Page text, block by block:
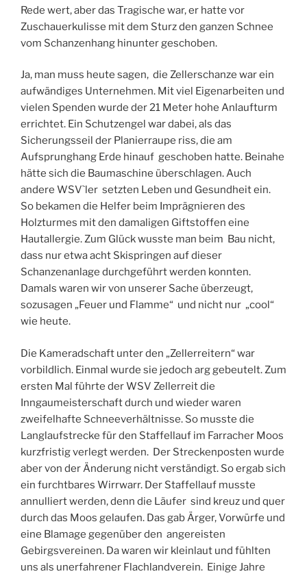
Rede wert, aber das Tragische war, er hatte vor
Zuschauerkulisse mit dem Sturz den ganzen Schnee
vom Schanzenhang hinunter geschoben.
Ja, man muss heute sagen, die Zellerschanze war ein
aufwändiges Unternehmen. Mit viel Eigenarbeiten und
vielen Spenden wurde der 21 Meter hohe Anlaufturm
errichtet. Ein Schutzengel war dabei, als das
Sicherungsseil der Planierraupe riss, die am
Aufsprunghang Erde hinauf geschoben hatte. Beinahe
hätte sich die Baumaschine überschlagen. Auch
andere WSV`ler setzten Leben und Gesundheit ein.
So bekamen die Helfer beim Imprägnieren des
Holzturmes mit den damaligen Giftstoffen eine
Hautallergie. Zum Glück wusste man beim Bau nicht,
dass nur etwa acht Skispringen auf dieser
Schanzenanlage durchgeführt werden konnten.
Damals waren wir von unserer Sache überzeugt,
sozusagen „Feuer und Flamme“ und nicht nur „cool“
wie heute.
Die Kameradschaft unter den „Zellerreitern“ war
vorbildlich. Einmal wurde sie jedoch arg gebeutelt. Zum
ersten Mal führte der WSV Zellerreit die
Inngaumeisterschaft durch und wieder waren
zweifelhafte Schneeverhältnisse. So musste die
Langlaufstrecke für den Staffellauf im Farracher Moos
kurzfristig verlegt werden. Der Streckenposten wurde
aber von der Änderung nicht verständigt. So ergab sich
ein furchtbares Wirrwarr. Der Staffellauf musste
annulliert werden, denn die Läufer sind kreuz und quer
durch das Moos gelaufen. Das gab Ärger, Vorwürfe und
eine Blamage gegenüber den angereisten
Gebirgsvereinen. Da waren wir kleinlaut und fühlten
uns als unerfahrener Flachlandverein. Einige Jahre